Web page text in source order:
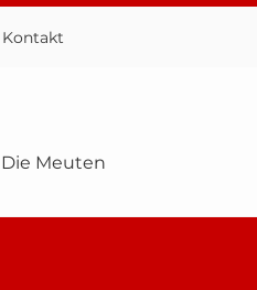
Kontakt
Die Meuten